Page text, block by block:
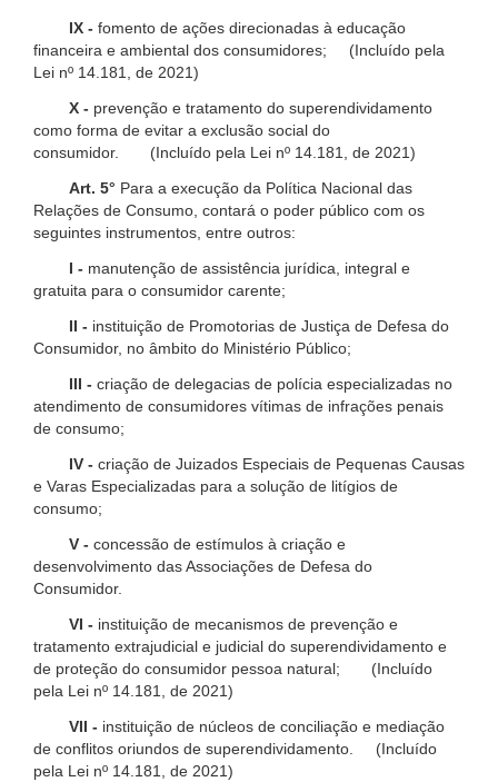
IX - fomento de ações direcionadas à educação
financeira e ambiental dos consumidores; (Incluído pela
Lei nº 14.181, de 2021)
X - prevenção e tratamento do superendividamento
como forma de evitar a exclusão social do
consumidor. (Incluído pela Lei nº 14.181, de 2021)
Art. 5° Para a execução da Política Nacional das
Relações de Consumo, contará o poder público com os
seguintes instrumentos, entre outros:
I - manutenção de assistência jurídica, integral e
gratuita para o consumidor carente;
II - instituição de Promotorias de Justiça de Defesa do
Consumidor, no âmbito do Ministério Público;
III - criação de delegacias de polícia especializadas no
atendimento de consumidores vítimas de infrações penais
de consumo;
IV - criação de Juizados Especiais de Pequenas Causas
e Varas Especializadas para a solução de litígios de
consumo;
V - concessão de estímulos à criação e
desenvolvimento das Associações de Defesa do
Consumidor.
VI - instituição de mecanismos de prevenção e
tratamento extrajudicial e judicial do superendividamento e
de proteção do consumidor pessoa natural; (Incluído
pela Lei nº 14.181, de 2021)
VII - instituição de núcleos de conciliação e mediação
de conflitos oriundos de superendividamento. (Incluído
pela Lei nº 14.181, de 2021)